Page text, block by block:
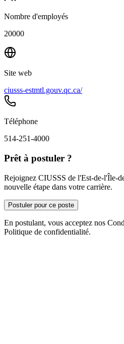
Nombre d'employés
20000
Site web
ciusss-estmtl.gouv.qc.ca/
Téléphone
514-251-4000
Prêt à postuler ?
Rejoignez CIUSSS de l'Est-de-l'Île-
nouvelle étape dans votre carrière.
Postuler pour ce poste
En postulant, vous acceptez nos
Politique de confidentialité.